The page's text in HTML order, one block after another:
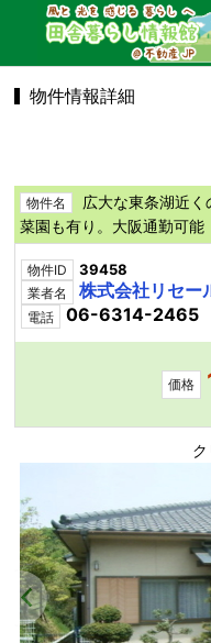
物件情報詳細
物件名
広大な東条湖近
菜園も有り。大阪通勤可能
物件ID 39458
業者名 株式会社リセー
電話 06-6314-2465
価格